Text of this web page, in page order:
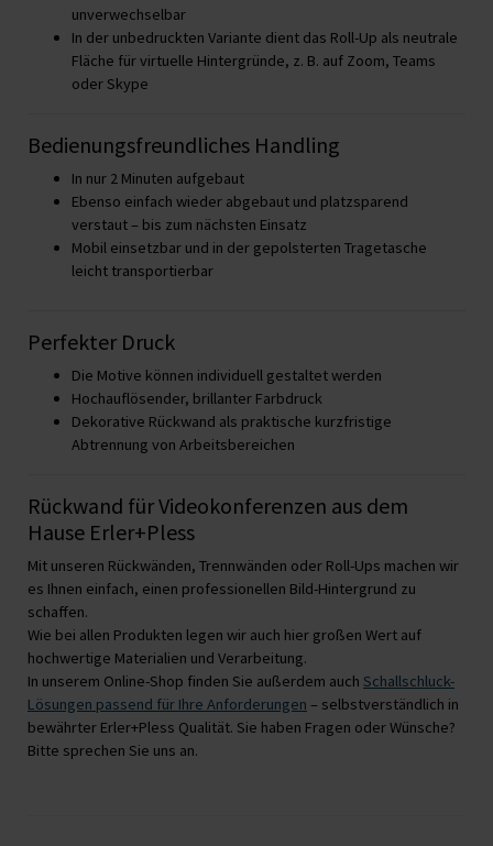
unverwechselbar
In der unbedruckten Variante dient das Roll-Up als neutrale
Fläche für virtuelle Hintergründe, z. B. auf Zoom, Teams
oder Skype
Bedienungsfreundliches Handling
In nur 2 Minuten aufgebaut
Ebenso einfach wieder abgebaut und platzsparend
verstaut – bis zum nächsten Einsatz
Mobil einsetzbar und in der gepolsterten Tragetasche
leicht transportierbar
Perfekter Druck
Die Motive können individuell gestaltet werden
Hochauflösender, brillanter Farbdruck
Dekorative Rückwand als praktische kurzfristige
Abtrennung von Arbeitsbereichen
Rückwand für Videokonferenzen aus dem
Hause Erler+Pless
Mit unseren Rückwänden, Trennwänden oder Roll-Ups machen wir
es Ihnen einfach, einen professionellen Bild-Hintergrund zu
schaffen.
Wie bei allen Produkten legen wir auch hier großen Wert auf
hochwertige Materialien und Verarbeitung.
In unserem Online-Shop finden Sie außerdem auch Schallschluck-
Lösungen passend für Ihre Anforderungen – selbstverständlich in
bewährter Erler+Pless Qualität. Sie haben Fragen oder Wünsche?
Bitte sprechen Sie uns an.